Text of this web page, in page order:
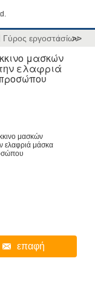
Γύρος εργοστασίων
>>
μασκών
ελαφριά
επαφή